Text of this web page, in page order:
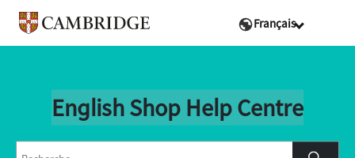
Français
English Shop Help Centre